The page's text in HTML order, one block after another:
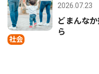
社会
2026.07.23
どまんな
ら